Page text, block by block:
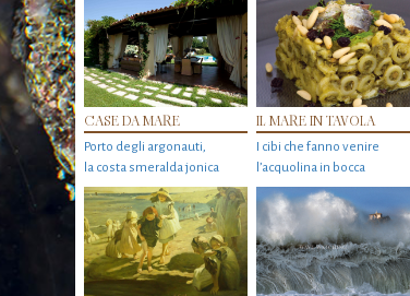
CASE DA MARE
Porto degli argonauti,
la costa smeralda jonica
IL MARE IN TAVOLA
I cibi che fanno venire
l’acquolina in bocca